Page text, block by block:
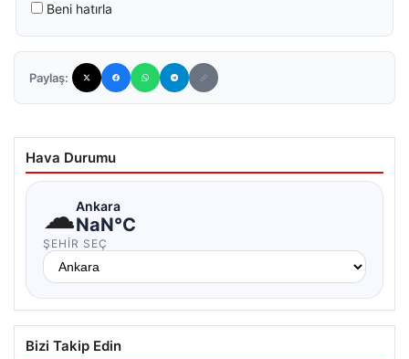
Beni hatırla
Paylaş:
Hava Durumu
☁Ankara
NaN°C
ŞEHIR SEÇ
Bizi Takip Edin